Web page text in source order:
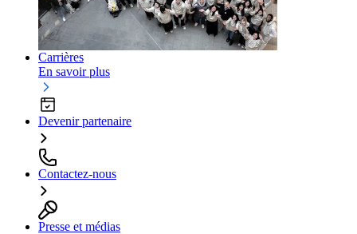
Carrières
En savoir plus
Devenir partenaire
Contactez-nous
Presse et médias